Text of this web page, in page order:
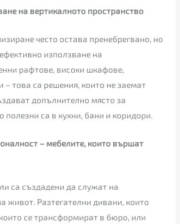
на вертикалното пространство
често остава пренебрегвано, но
използване на
рафтове, високи шкафове,
– това са решения, които не заемат
допълнително място за
полезни са в кухни, бани и коридори.
– мебелите, които вършат
са създадени да служат на
живот. Разтегателни дивани, които
се трансформират в бюро, или